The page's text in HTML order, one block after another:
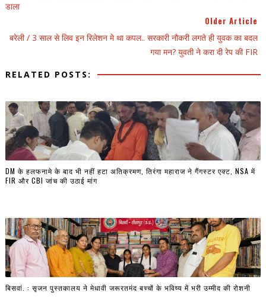
डाला
Older Article
बरेली / 3 साल से लिव इन रिलेशन मे था कपल.. सरकारी नौकरी लगते ही युवक का बदल
गया मन? युवती ने करा दी रेप की FIR
RELATED POSTS:
DM के हलफनामे के बाद भी नहीं हटा अतिक्रमण, तिरंगा महाराज ने गैंगस्टर एक्ट, NSA में
FIR और CBI जांच की उठाई मांग
बिसवां. : सृजन पुस्तकालय ने मेधावी जरूरतमंद बच्चों के भविष्य में भरी उम्मीद की रोशनी